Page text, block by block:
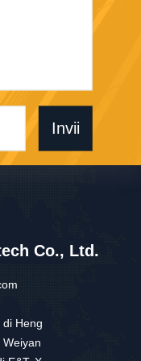
Invii
Co., Ltd.
Heng